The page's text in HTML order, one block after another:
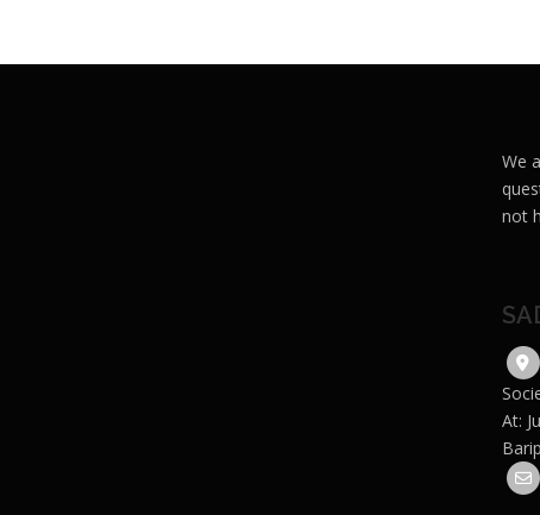
We
not
At: